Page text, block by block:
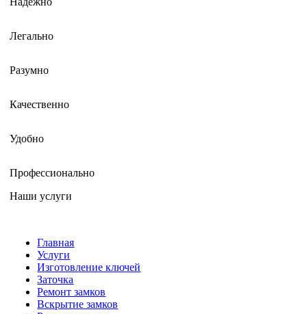
Легально
Разумно
Качественно
Удобно
Профессионально
Наши услуги
Главная
Услуги
Изготовление ключей
Заточка
Ремонт замков
Вскрытие замков